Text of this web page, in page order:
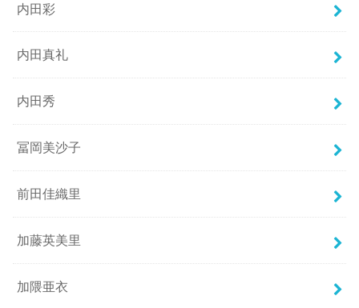
内田彩
内田真礼
内田秀
冨岡美沙子
前田佳織里
加藤英美里
加隈亜衣